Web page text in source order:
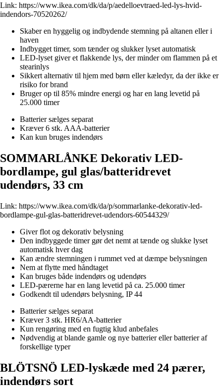
Link: https://www.ikea.com/dk/da/p/aedelloevtraed-led-lys-hvid-
indendors-70520262/
Skaber en hyggelig og indbydende stemning på altanen eller i
haven
Indbygget timer, som tænder og slukker lyset automatisk
LED-lyset giver et flakkende lys, der minder om flammen på et
stearinlys
Sikkert alternativ til hjem med børn eller kæledyr, da der ikke er
risiko for brand
Bruger op til 85% mindre energi og har en lang levetid på
25.000 timer
Batterier sælges separat
Kræver 6 stk. AAA-batterier
Kan kun bruges indendørs
SOMMARLÅNKE Dekorativ LED-
bordlampe, gul glas/batteridrevet
udendørs, 33 cm
Link: https://www.ikea.com/dk/da/p/sommarlanke-dekorativ-led-
bordlampe-gul-glas-batteridrevet-udendors-60544329/
Giver flot og dekorativ belysning
Den indbyggede timer gør det nemt at tænde og slukke lyset
automatisk hver dag
Kan ændre stemningen i rummet ved at dæmpe belysningen
Nem at flytte med håndtaget
Kan bruges både indendørs og udendørs
LED-pærerne har en lang levetid på ca. 25.000 timer
Godkendt til udendørs belysning, IP 44
Batterier sælges separat
Kræver 3 stk. HR6/AA-batterier
Kun rengøring med en fugtig klud anbefales
Nødvendig at blande gamle og nye batterier eller batterier af
forskellige typer
BLÖTSNÖ LED-lyskæde med 24 pærer,
indendørs sort